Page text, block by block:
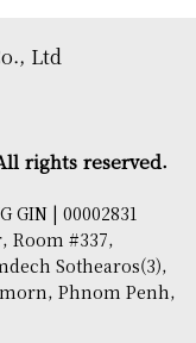
rights reserved.
GIN | 00002831
Room #337,
Sothearos(3),
Phnom Penh,